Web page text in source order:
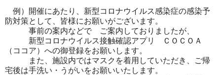
例）開催にあたり、新型コロナウイルス感染症の感染予
防対策として、皆様にお願いがございます。
事前の案内などで ご案内しておりましたが、
新型コロナウイルス接触確認アプリ ＣＯＣＯＡ
（ココア）への御登録をお願いします。
また、施設内ではマスクを着用していただき、ご帰
宅後は手洗い・うがいをお願いいたします。